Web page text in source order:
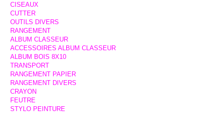
CISEAUX
CUTTER
OUTILS DIVERS
RANGEMENT
ALBUM CLASSEUR
ACCESSOIRES ALBUM CLASSEUR
ALBUM BOIS 8X10
TRANSPORT
RANGEMENT PAPIER
RANGEMENT DIVERS
CRAYON
FEUTRE
STYLO PEINTURE